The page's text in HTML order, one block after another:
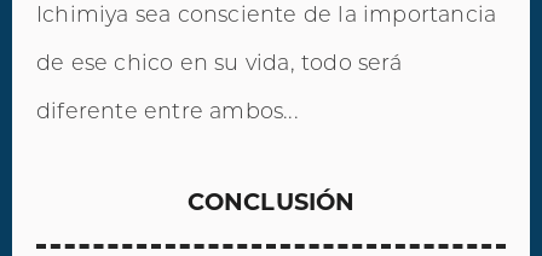
Ichimiya sea consciente de la importancia
de ese chico en su vida, todo será
diferente entre ambos...
CONCLUSIÓN